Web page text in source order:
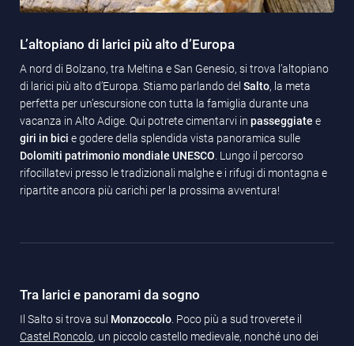
L’altopiano di larici più alto d’Europa
A nord di Bolzano, tra Meltina e San Genesio, si trova l’altopiano
di larici più alto d’Europa. Stiamo parlando del Salto, la meta
perfetta per un’escursione con tutta la famiglia durante una
vacanza in Alto Adige. Qui potrete cimentarvi in passeggiate e
giri in bici e godere della splendida vista panoramica sulle
Dolomiti patrimonio mondiale UNESCO . Lungo il percorso
rifocillatevi presso le tradizionali malghe e i rifugi di montagna e
ripartite ancora più carichi per la prossima avventura!
Tra larici e panorami da sogno
Il Salto si trova sul Monzoccolo . Poco più a sud troverete il
Castel Roncolo, un piccolo castello medievale, nonché uno dei